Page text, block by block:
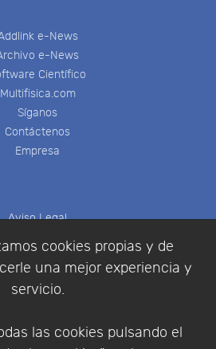
cookies propias y de
una mejor experiencia y
servicio.
las cookies pulsando el
e-News
e-News
Científico
Multifisica.com
Síganos
Contáctenos
Empresa
Aviso Legal
de compra
Identificarse